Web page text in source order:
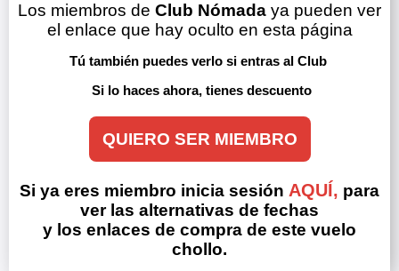
Los miembros de Club Nómada ya pueden ver
el enlace que hay oculto en esta página
Tú también puedes verlo si entras al Club
Si lo haces ahora, tienes descuento
QUIERO SER MIEMBRO
Si ya eres miembro inicia sesión AQUÍ, para
ver las alternativas de fechas
y los enlaces de compra de este vuelo
chollo.